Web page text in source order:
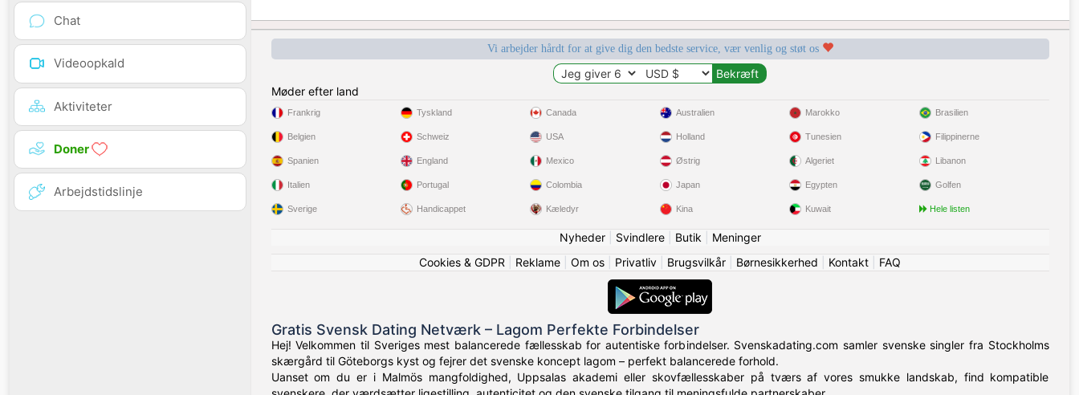
Chat
Videoopkald
Aktiviteter
Doner
Arbejdstidslinje
Vi arbejder hårdt for at give dig den bedste service, vær venlig og støt os
Møder efter land
Frankrig
Belgien
Spanien
Italien
Sverige
Tyskland
Schweiz
England
Portugal
Handicappet
Canada
USA
Mexico
Colombia
Kæledyr
Australien
Holland
Østrig
Japan
Kina
Marokko
Tunesien
Algeriet
Egypten
Kuwait
Brasilien
Filippinerne
Libanon
Golfen
Hele listen
Nyheder| Svindlere| Butik
Meninger
Cookies & GDPR
Reklame Om os Privatliv Brugsvilkår Børnesikkerhed Kontakt FAQ
Gratis Svensk Dating Netværk – Lagom Perfekte Forbindelser
Hej! Velkommen til Sveriges mest balancerede fællesskab for autentiske forbindelser. Svenskadating.com samler svenske singler fra Stockholms
skærgård til Göteborgs kyst og fejrer det svenske koncept lagom – perfekt balancerede forhold.
Uanset om du er i Malmös mangfoldighed, Uppsalas akademi eller skovfællesskaber på tværs af vores smukke landskab, find kompatible